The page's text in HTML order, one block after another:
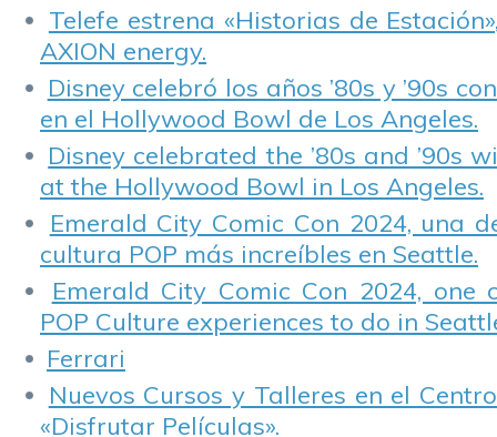
Telefe estrena «Historias de
AXION energy.
Disney celebró los años ’80s y ’90s
en el Hollywood Bowl de Los Angeles.
Disney celebrated the ’80s and ’90s
at the Hollywood Bowl in Los Angeles.
Emerald City Comic Con 2024, una
cultura POP más increíbles en Seattle.
Emerald City Comic Con 2024,
POP Culture experiences to do in
Ferrari
Nuevos Cursos y Talleres en el
«Disfrutar Películas».